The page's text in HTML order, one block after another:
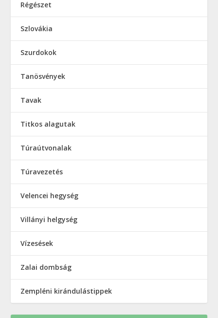
Régészet
Szlovákia
Szurdokok
Tanösvények
Tavak
Titkos alagutak
Túraútvonalak
Túravezetés
Velencei hegység
Villányi helgység
Vízesések
Zalai dombság
Zempléni kirándulástippek